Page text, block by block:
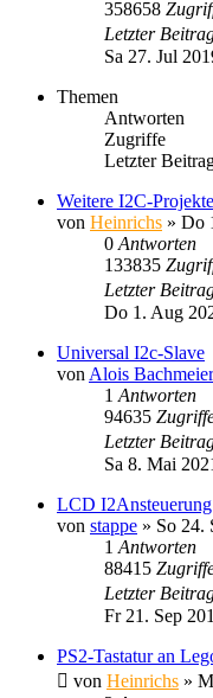
358658
Letzter
Sa 27. Jul
Themen
Antworten
Zugriffe
Letzter
Weitere I2C-Projekte
von Heinrichs » Do
0 Antworten
133835
Letzter
Do 1. Aug
Universal I2c-Slave
von Alois Bachmeier
1 Antworten
94635
Letzter
Sa 8. Mai
LCD I2Ansteuerung
von stappe » So 24.
1 Antworten
88415
Letzter
Fr 21. Sep
PS2-Tastatur an
von Heinrichs »